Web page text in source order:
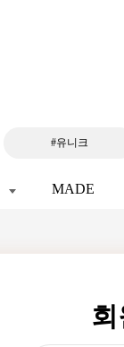
#유니크
MADE